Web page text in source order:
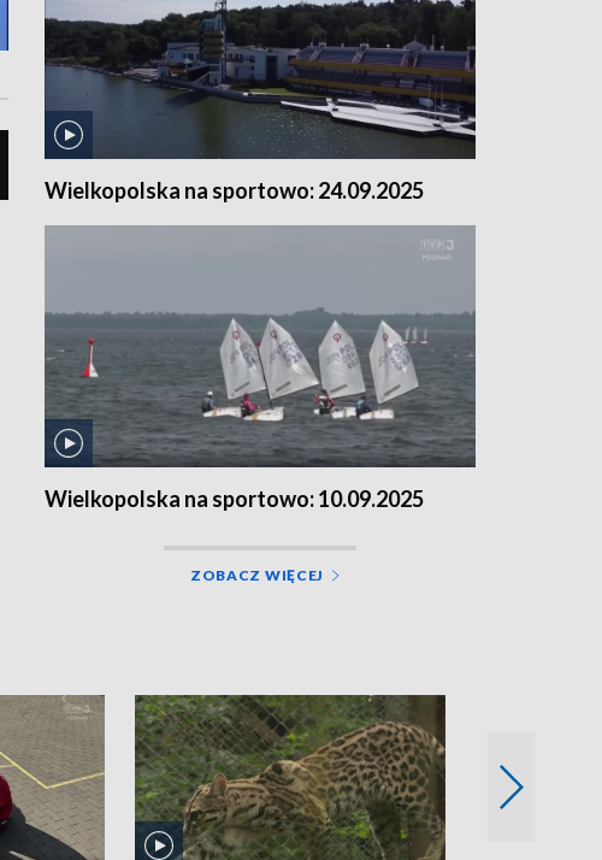
Wielkopolska na sportowo: 24.09.2025
Wielkopolska na sportowo: 10.09.2025
ZOBACZ WIĘCEJ